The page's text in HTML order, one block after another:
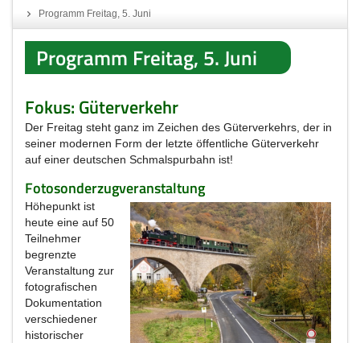
Programm Freitag, 5. Juni
Programm Freitag, 5. Juni
Fokus: Güterverkehr
Der Freitag steht ganz im Zeichen des Güterverkehrs, der in
seiner modernen Form der letzte öffentliche Güterverkehr
auf einer deutschen Schmalspurbahn ist!
Fotosonderzugveranstaltung
Höhepunkt ist
heute eine auf 50
Teilnehmer
begrenzte
Veranstaltung zur
fotografischen
Dokumentation
verschiedener
historischer